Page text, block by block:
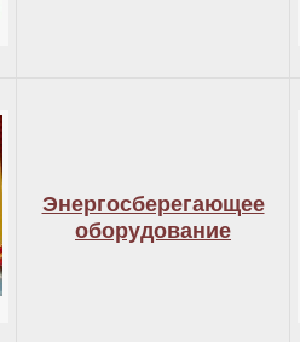
Энергосберегающее
оборудование